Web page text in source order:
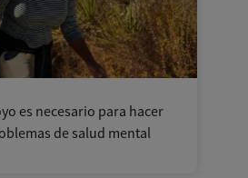
es necesario para hacer
de salud mental